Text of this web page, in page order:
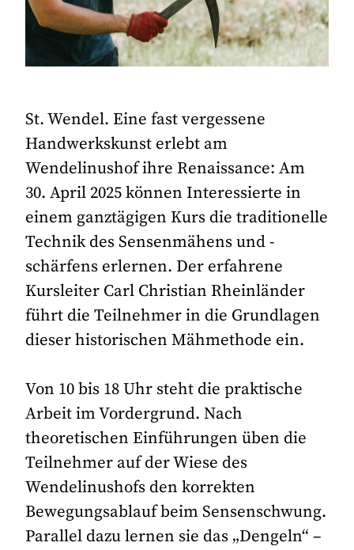
St. Wendel. Eine fast vergessene
Handwerkskunst erlebt am
Wendelinushof ihre Renaissance: Am
30. April 2025 können Interessierte in
einem ganztägigen Kurs die traditionelle
Technik des Sensenmähens und -
schärfens erlernen. Der erfahrene
Kursleiter Carl Christian Rheinländer
führt die Teilnehmer in die Grundlagen
dieser historischen Mähmethode ein.
Von 10 bis 18 Uhr steht die praktische
Arbeit im Vordergrund. Nach
theoretischen Einführungen üben die
Teilnehmer auf der Wiese des
Wendelinushofs den korrekten
Bewegungsablauf beim Sensenschwung.
Parallel dazu lernen sie das „Dengeln“ –